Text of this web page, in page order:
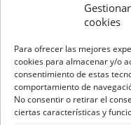
cookies
Para ofrecer las mejores
cookies para almacenar y/o
consentimiento de estas
comportamiento de
No consentir o retirar el
ciertas características y
O te llamamos
DÓNDE
C/Velázquez
Bus: L9, L19 y L51 (C/